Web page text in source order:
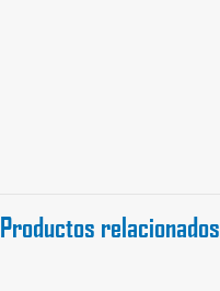
Productos relacionados